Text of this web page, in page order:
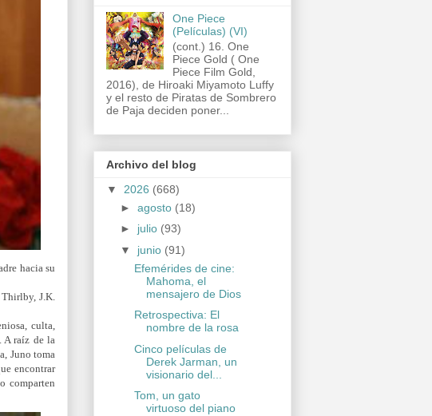
hacia su
J.K.
culta,
A raíz de la
Juno toma
encontrar
comparten
One Piece
(Películas) (VI)
(cont.) 16. One
Piece Gold ( One
Piece Film Gold,
2016), de Hiroaki Miyamoto Luffy
y el resto de Piratas de Sombrero
de Paja deciden poner...
Archivo del blog
▼ 2026 (668)
► agosto (18)
► julio (93)
▼ junio (91)
Efemérides de cine:
Mahoma, el
mensajero de Dios
Retrospectiva: El
nombre de la rosa
Cinco películas de
Derek Jarman, un
visionario del...
Tom, un gato
virtuoso del piano